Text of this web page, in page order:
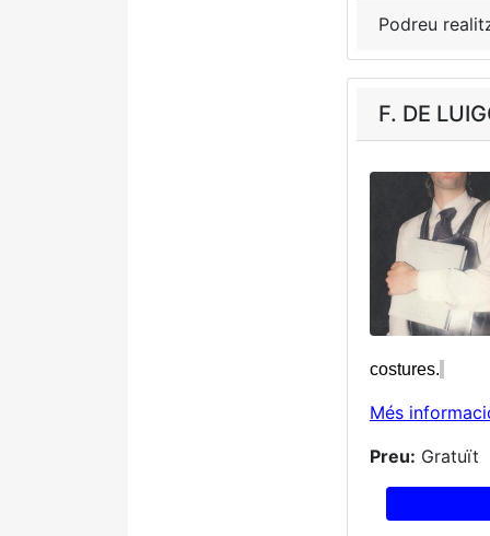
Podreu
F. DE
costures.
Més
Preu: Gratuït